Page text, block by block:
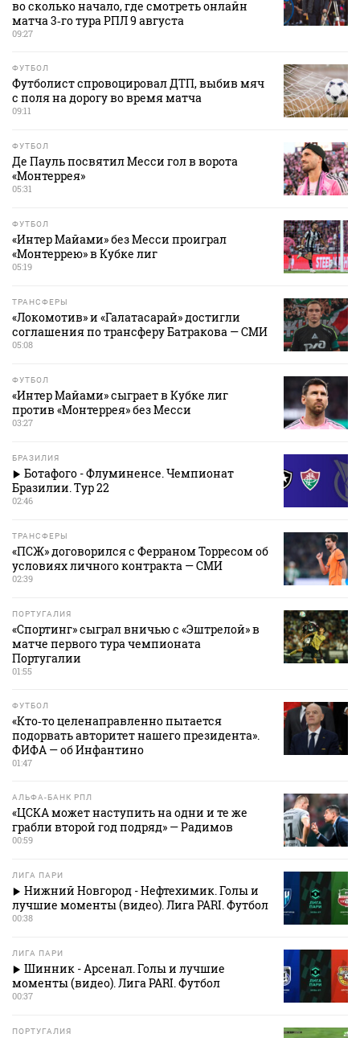
во сколько начало, где смотреть онлайн
матча 3‑го тура РПЛ 9 августа
09:27
ФУТБОЛ
Футболист спровоцировал ДТП, выбив мяч
с поля на дорогу во время матча
09:11
ФУТБОЛ
Де Пауль посвятил Месси гол в ворота
«Монтеррея»
05:31
ФУТБОЛ
«Интер Майами» без Месси проиграл
«Монтеррею» в Кубке лиг
05:19
ТРАНСФЕРЫ
«Локомотив» и «Галатасарай» достигли
соглашения по трансферу Батракова — СМИ
05:08
ФУТБОЛ
«Интер Майами» сыграет в Кубке лиг
против «Монтеррея» без Месси
03:27
БРАЗИЛИЯ
Ботафого - Флуминенсе. Чемпионат
Бразилии. Тур 22
02:46
ТРАНСФЕРЫ
«ПСЖ» договорился с Ферраном Торресом об
условиях личного контракта — СМИ
02:39
ПОРТУГАЛИЯ
«Спортинг» сыграл вничью с «Эштрелой» в
матче первого тура чемпионата
Португалии
01:55
ФУТБОЛ
«Кто‑то целенаправленно пытается
подорвать авторитет нашего президента».
ФИФА — об Инфантино
01:47
АЛЬФА-БАНК РПЛ
«ЦСКА может наступить на одни и те же
грабли второй год подряд» — Радимов
00:59
ЛИГА ПАРИ
Нижний Новгород - Нефтехимик. Голы и
лучшие моменты (видео). Лига PARI. Футбол
00:38
ЛИГА ПАРИ
Шинник - Арсенал. Голы и лучшие
моменты (видео). Лига PARI. Футбол
00:37
ПОРТУГАЛИЯ